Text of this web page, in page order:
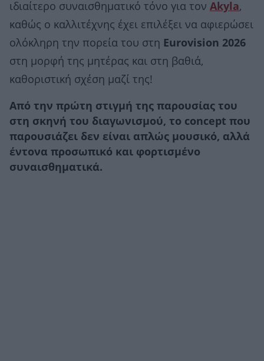
ιδιαίτερο συναισθηματικό τόνο για τον Akyla,
καθώς ο καλλιτέχνης έχει επιλέξει να αφιερώσει
ολόκληρη την πορεία του στη Eurovision 2026
στη μορφή της μητέρας και στη βαθιά,
καθοριστική σχέση μαζί της!
Από την πρώτη στιγμή της παρουσίας του
στη σκηνή του διαγωνισμού, το concept που
παρουσιάζει δεν είναι απλώς μουσικό, αλλά
έντονα προσωπικό και φορτισμένο
συναισθηματικά.